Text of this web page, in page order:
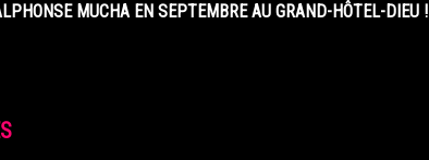
MUCHA EN SEPTEMBRE AU GRAND-HÔTEL-DIEU !